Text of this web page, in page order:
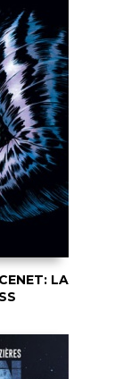
LA